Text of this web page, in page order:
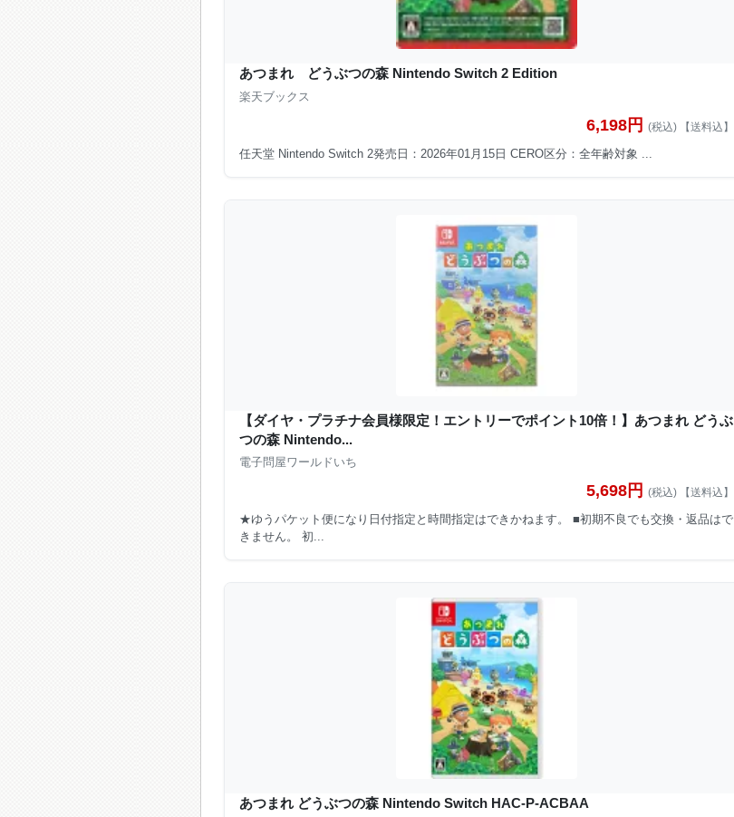
あつまれ どうぶつの森 Nintendo Switch 2 Edition
楽天ブックス
6,198円(税込) 【送料込】
任天堂 Nintendo Switch 2発売日：2026年01月15日 CERO区分：全年齢対象 ...
【ダイヤ・プラチナ会員様限定！エントリーでポイント10倍！】あつまれ どうぶ
つの森 Nintendo...
電子問屋ワールドいち
5,698円(税込) 【送料込】
★ゆうパケット便になり日付指定と時間指定はできかねます。 ■初期不良でも交換・返品はで
きません。 初...
あつまれ どうぶつの森 Nintendo Switch HAC-P-ACBAA